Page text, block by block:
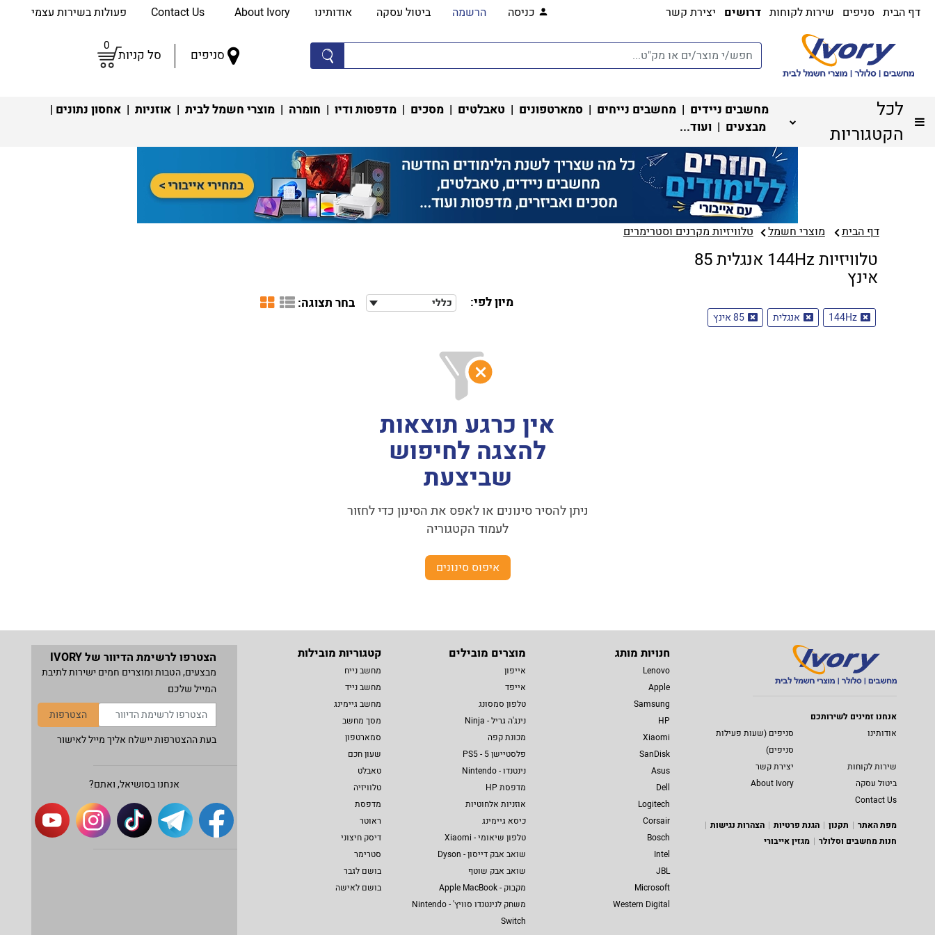
דף הבית סניפים שירות לקוחות דרושים יצירת קשר כניסה הרשמה ביטול עסקה אודותינו About Ivory פעולות בשירות עצמי
סניפים סל קניות
0
לכל
הקטגוריות
מחשבים ניידים | מחשבים נייחים | סמארטפונים | טאבלטים | מסכים | מדפסות ודיו | חומרה | מוצרי חשמל לבית | אוזניות | אחסון נתונים |
מבצעים | ועוד...
דף הבית מוצרי חשמל טלוויזיות מקרנים וסטרימרים‏
טלוויזיות 144Hz אנגלית 85
אינץ
מיון לפי: כללי בחר תצוגה:
144Hz אנגלית 85 אינץ
אין כרגע תוצאות
להצגה לחיפוש
שביצעת
ניתן להסיר סינונים או לאפס את הסינון כדי לחזור
לעמוד הקטגוריה
איפוס סינונים
אנחנו זמינים לשירותכם
אודותינו
סניפים (שעות פעילות
סניפים)
שירות לקוחות
יצירת קשר
ביטול עסקה
About Ivory
Contact Us
מפת האתר
תקנון הגנת פרטיות
הצהרות נגישות
חנות מחשבים וסלולר
מגזין אייבורי
חנויות מותג
Lenovo
Apple
Samsung
HP
Xiaomi
SanDisk
Asus
Dell
Logitech
Corsair
Bosch
Intel
JBL
Microsoft
Western Digital
מוצרים מובילים
אייפון
אייפד
טלפון סמסונג
נינג'ה גריל - Ninja
מכונת קפה
פלסטיישן 5 - PS5
נינטנדו - Nintendo
מדפסת HP
אוזניות אלחוטיות
כיסא גיימינג
טלפון שיאומי - Xiaomi
שואב אבק דייסון - Dyson
שואב אבק שוטף
מקבוק - Apple MacBook
משחק לנינטנדו סוויץ' - Nintendo
Switch
קטגוריות מובילות
מחשב נייח
מחשב נייד
מחשב גיימינג
מסך מחשב
סמארטפון
שעון חכם
טאבלט
טלוויזיה
מדפסת
ראוטר
דיסק חיצוני
סטרימר
בושם לגבר
בושם לאישה
הצטרפו לרשימת הדיוור של IVORY
מבצעים, הטבות ומוצרים חמים ישירות לתיבת
המייל שלכם
הצטרפות
בעת ההצטרפות יישלח אליך מייל לאישור
אנחנו בסושיאל, ואתם?